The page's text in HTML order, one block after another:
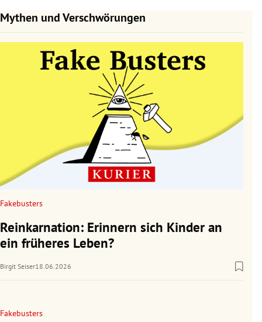
Mythen und Verschwörungen
Fakebusters
Reinkarnation: Erinnern sich Kinder an
ein früheres Leben?
Birgit Seiser18.06.2026
Fakebusters